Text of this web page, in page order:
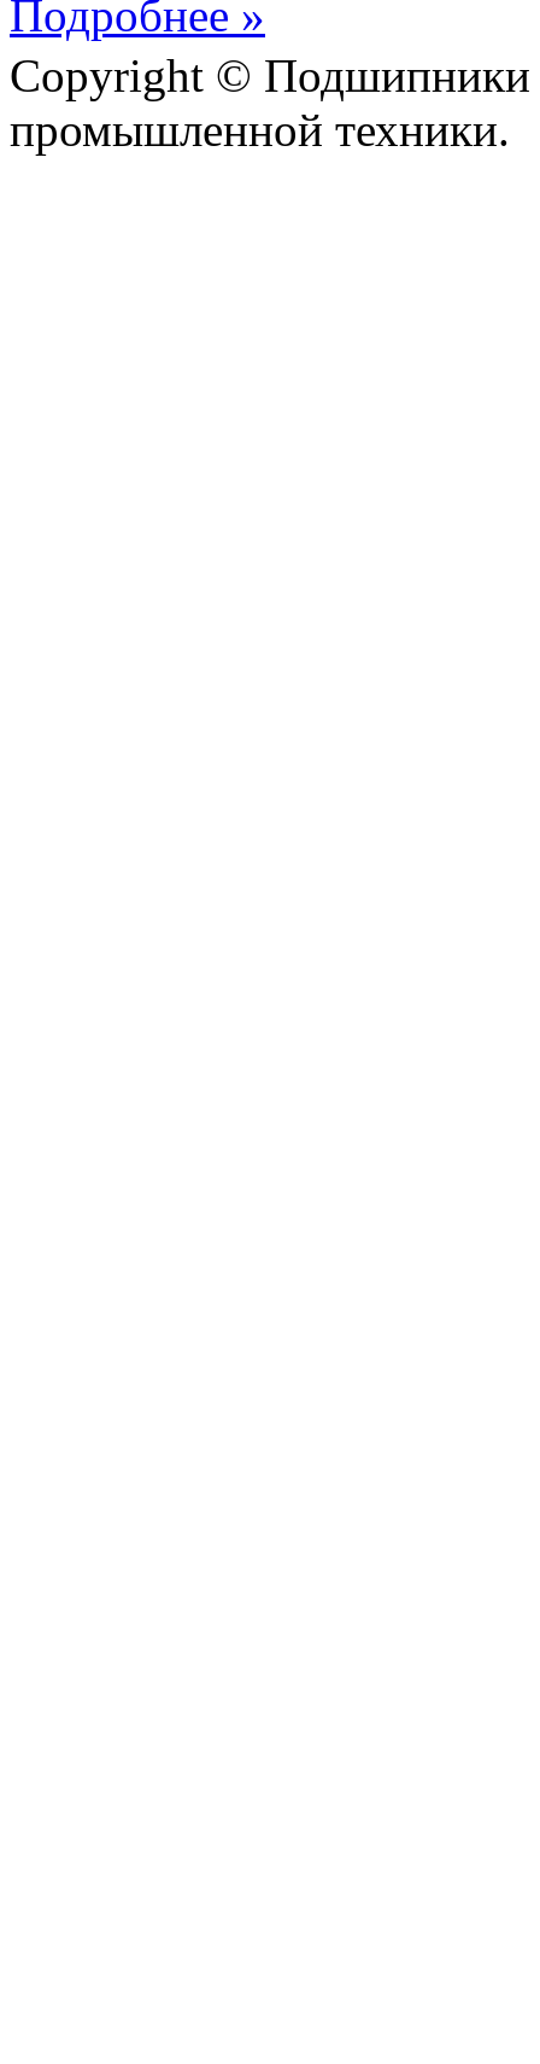
Подробнее »
Copyright © Подшипники
промышленной техники.